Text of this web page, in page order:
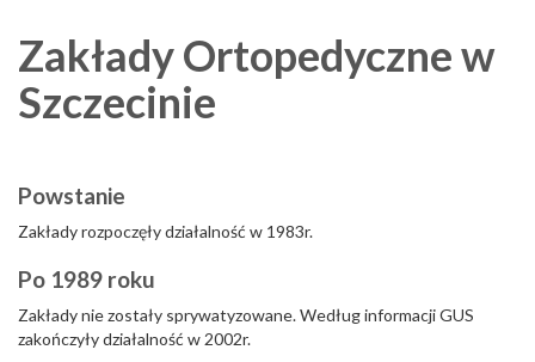
Zakłady Ortopedyczne w
Szczecinie
Powstanie
Zakłady rozpoczęły działalność w 1983r.
Po 1989 roku
Zakłady nie zostały sprywatyzowane. Według informacji GUS
zakończyły działalność w 2002r.